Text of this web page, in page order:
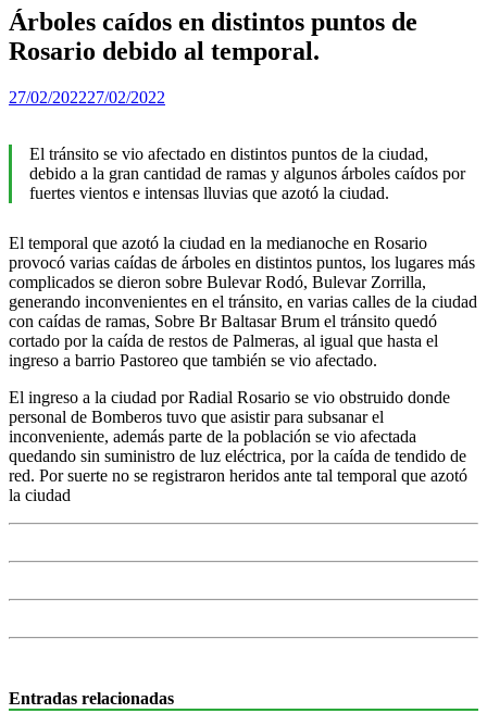
Árboles caídos en distintos puntos de
Rosario debido al temporal.
27/02/202227/02/2022
El tránsito se vio afectado en distintos puntos de la ciudad,
debido a la gran cantidad de ramas y algunos árboles caídos por
fuertes vientos e intensas lluvias que azotó la ciudad.
El temporal que azotó la ciudad en la medianoche en Rosario
provocó varias caídas de árboles en distintos puntos, los lugares más
complicados se dieron sobre Bulevar Rodó, Bulevar Zorrilla,
generando inconvenientes en el tránsito, en varias calles de la ciudad
con caídas de ramas, Sobre Br Baltasar Brum el tránsito quedó
cortado por la caída de restos de Palmeras, al igual que hasta el
ingreso a barrio Pastoreo que también se vio afectado.
El ingreso a la ciudad por Radial Rosario se vio obstruido donde
personal de Bomberos tuvo que asistir para subsanar el
inconveniente, además parte de la población se vio afectada
quedando sin suministro de luz eléctrica, por la caída de tendido de
red. Por suerte no se registraron heridos ante tal temporal que azotó
la ciudad
Entradas relacionadas